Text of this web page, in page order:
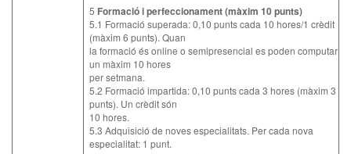
5 Formació i perfeccionament (màxim 10 punts)
5.1 Formació superada: 0,10 punts cada 10 hores/1 crèdit
(màxim 6 punts). Quan
la formació és online o semipresencial es poden computar
un màxim 10 hores
per setmana.
5.2 Formació impartida: 0,10 punts cada 3 hores (màxim 3
punts). Un crèdit són
10 hores.
5.3 Adquisició de noves especialitats. Per cada nova
especialitat: 1 punt.